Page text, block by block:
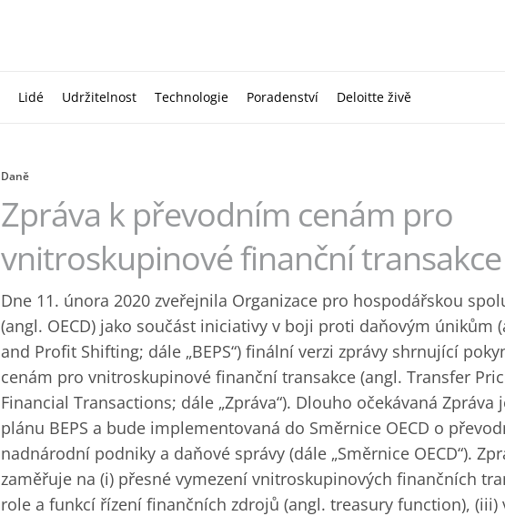
Lidé Udržitelnost Technologie Poradenství Deloitte živě
Daně
Zpráva k převodním cenám pro
vnitroskupinové finanční transakce
Dne 11. února 2020 zveřejnila Organizace pro hospodářskou
(angl. OECD) jako součást iniciativy v boji proti daňovým únikům
and Profit Shifting; dále „BEPS“) finální verzi zprávy shrnující
cenám pro vnitroskupinové finanční transakce (angl. Transfer
Financial Transactions; dále „Zpráva“). Dlouho očekávaná Zpráva
plánu BEPS a bude implementovaná do Směrnice OECD o
nadnárodní podniky a daňové správy (dále „Směrnice OECD“).
zaměřuje na (i) přesné vymezení vnitroskupinových finančních
role a funkcí řízení finančních zdrojů (angl. treasury function),